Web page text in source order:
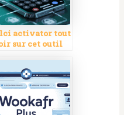
activator tout
sur cet outil